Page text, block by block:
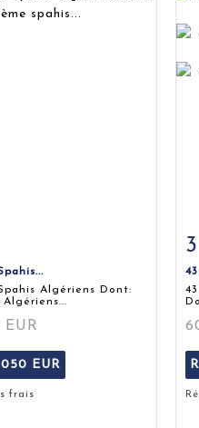
Algériens Dont:
Algériens...
050 EUR
frais
3